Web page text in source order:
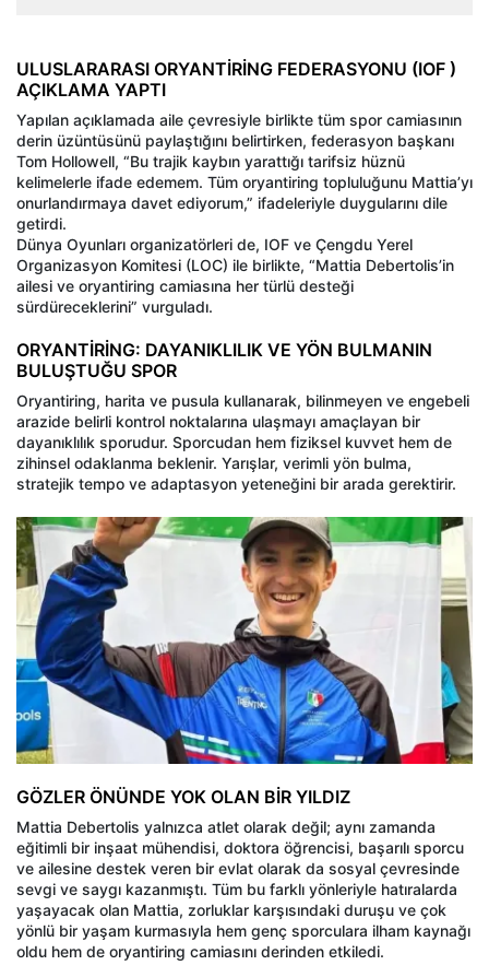
ULUSLARARASI ORYANTİRİNG FEDERASYONU (IOF )
AÇIKLAMA YAPTI
Yapılan açıklamada aile çevresiyle birlikte tüm spor camiasının
derin üzüntüsünü paylaştığını belirtirken, federasyon başkanı
Tom Hollowell, “Bu trajik kaybın yarattığı tarifsiz hüznü
kelimelerle ifade edemem. Tüm oryantiring topluluğunu Mattia’yı
onurlandırmaya davet ediyorum,” ifadeleriyle duygularını dile
getirdi.
Dünya Oyunları organizatörleri de, IOF ve Çengdu Yerel
Organizasyon Komitesi (LOC) ile birlikte, “Mattia Debertolis’in
ailesi ve oryantiring camiasına her türlü desteği
sürdüreceklerini” vurguladı.
ORYANTİRİNG: DAYANIKLILIK VE YÖN BULMANIN
BULUŞTUĞU SPOR
Oryantiring, harita ve pusula kullanarak, bilinmeyen ve engebeli
arazide belirli kontrol noktalarına ulaşmayı amaçlayan bir
dayanıklılık sporudur. Sporcudan hem fiziksel kuvvet hem de
zihinsel odaklanma beklenir. Yarışlar, verimli yön bulma,
stratejik tempo ve adaptasyon yeteneğini bir arada gerektirir.
GÖZLER ÖNÜNDE YOK OLAN BİR YILDIZ
Mattia Debertolis yalnızca atlet olarak değil; aynı zamanda
eğitimli bir inşaat mühendisi, doktora öğrencisi, başarılı sporcu
ve ailesine destek veren bir evlat olarak da sosyal çevresinde
sevgi ve saygı kazanmıştı. Tüm bu farklı yönleriyle hatıralarda
yaşayacak olan Mattia, zorluklar karşısındaki duruşu ve çok
yönlü bir yaşam kurmasıyla hem genç sporculara ilham kaynağı
oldu hem de oryantiring camiasını derinden etkiledi.